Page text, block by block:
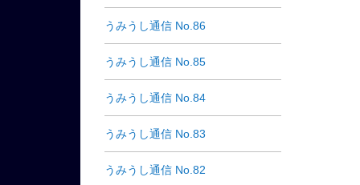
うみうし通信 No.86
うみうし通信 No.85
うみうし通信 No.84
うみうし通信 No.83
うみうし通信 No.82